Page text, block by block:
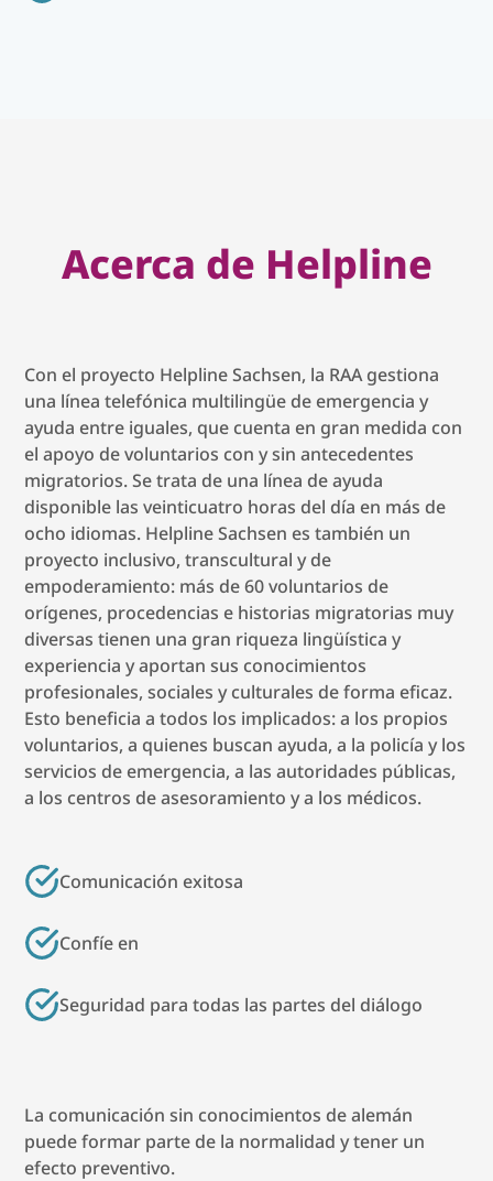
Acerca de Helpline
Con el proyecto Helpline Sachsen, la RAA gestiona
una línea telefónica multilingüe de emergencia y
ayuda entre iguales, que cuenta en gran medida con
el apoyo de voluntarios con y sin antecedentes
migratorios. Se trata de una línea de ayuda
disponible las veinticuatro horas del día en más de
ocho idiomas. Helpline Sachsen es también un
proyecto inclusivo, transcultural y de
empoderamiento: más de 60 voluntarios de
orígenes, procedencias e historias migratorias muy
diversas tienen una gran riqueza lingüística y
experiencia y aportan sus conocimientos
profesionales, sociales y culturales de forma eficaz.
Esto beneficia a todos los implicados: a los propios
voluntarios, a quienes buscan ayuda, a la policía y los
servicios de emergencia, a las autoridades públicas,
a los centros de asesoramiento y a los médicos.
Comunicación exitosa
Confíe en
Seguridad para todas las partes del diálogo
La comunicación sin conocimientos de alemán
puede formar parte de la normalidad y tener un
efecto preventivo.